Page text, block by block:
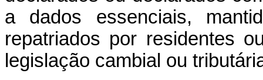
a dados essenciais,
repatriados por residentes
legislação cambial ou